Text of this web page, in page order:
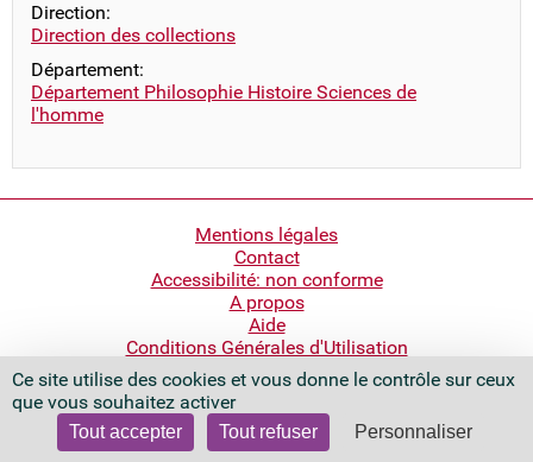
Ce site utilise des cookies et vous donne le contrôle sur ceux
que vous souhaitez activer
Tout accepter Tout refuser Personnaliser
Direction:
Direction des collections
Département:
Département Philosophie Histoire Sciences de
l'homme
Mentions légales
Contact
Accessibilité: non conforme
A propos
Aide
Conditions Générales d'Utilisation
Bibliothèque nationale de France
Quai François Mauriac
75706 Paris Cedex 13 - France